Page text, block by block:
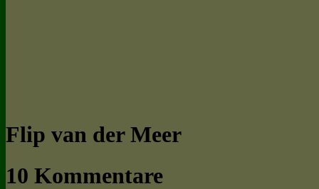
Flip van der Meer
10 Kommentare